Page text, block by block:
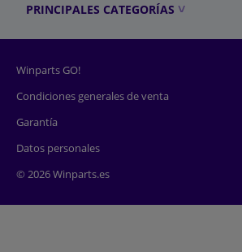
PRINCIPALES CATEGORÍAS
Winparts GO!
Condiciones generales de venta
Garantía
Datos personales
© 2026 Winparts.es